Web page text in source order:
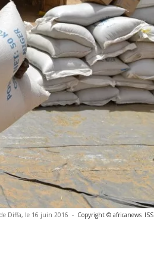
Diffa, le 16 juin 2016 - Copyright © africanews